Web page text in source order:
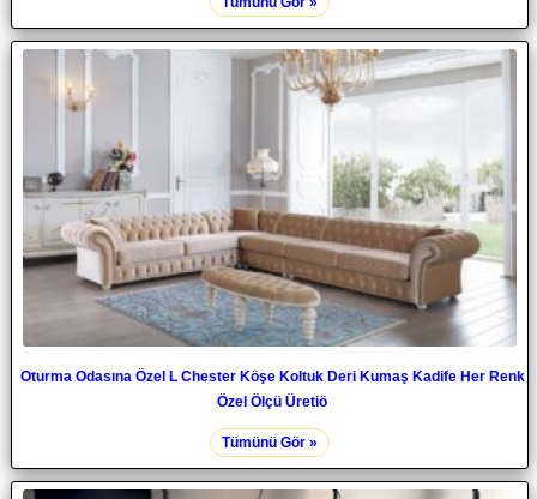
Oturma Odasına Özel L Chester Köşe Koltuk Deri Kumaş Kadife Her Renk
Özel Ölçü Üretiö
Tümünü Gör »